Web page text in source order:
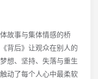
故事与集体情感的桥
背后》让观众在别人的
想、坚持、失落与重生
动了每个人心中最柔软